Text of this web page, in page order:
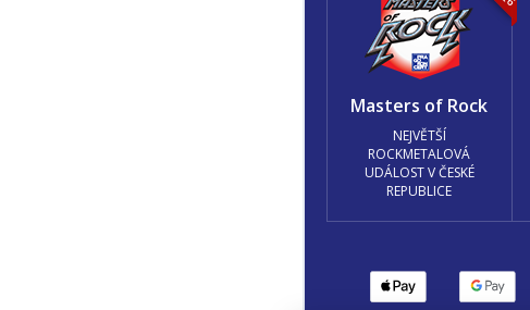
Masters of Rock
NEJVĚTŠÍ
ROCKMETALOVÁ
UDÁLOST V ČESKÉ
REPUBLICE